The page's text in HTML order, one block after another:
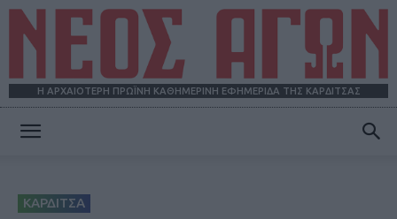
Η ΑΡΧΑΙΟΤΕΡΗ ΠΡΩΪΝΗ ΚΑΘΗΜΕΡΙΝΗ ΕΦΗΜΕΡΙΔΑ ΤΗΣ ΚΑΡΔΙΤΣΑΣ
ΚΑΡΔΙΤΣΑ